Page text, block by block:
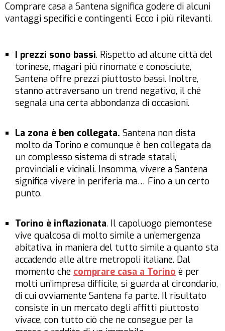
Comprare casa a Santena significa godere di alcuni
vantaggi specifici e contingenti. Ecco i più rilevanti.
I prezzi sono bassi. Rispetto ad alcune città del
torinese, magari più rinomate e conosciute,
Santena offre prezzi piuttosto bassi. Inoltre,
stanno attraversano un trend negativo, il ché
segnala una certa abbondanza di occasioni.
La zona è ben collegata. Santena non dista
molto da Torino e comunque è ben collegata da
un complesso sistema di strade statali,
provinciali e vicinali. Insomma, vivere a Santena
significa vivere in periferia ma… Fino a un certo
punto.
Torino è inflazionata. Il capoluogo piemontese
vive qualcosa di molto simile a un’emergenza
abitativa, in maniera del tutto simile a quanto sta
accadendo alle altre metropoli italiane. Dal
momento che comprare casa a Torino è per
molti un’impresa difficile, si guarda al circondario,
di cui ovviamente Santena fa parte. Il risultato
consiste in un mercato degli affitti piuttosto
vivace, con tutto ciò che ne consegue per la